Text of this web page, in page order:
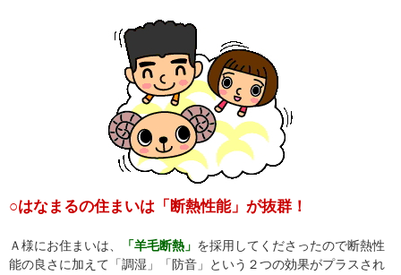
○はなまるの住まいは「断熱性能」が抜群！
Ａ様にお住まいは、 「羊毛断熱」 を採用してくださったので断熱性
能の良さに加えて「調湿」「防音」という２つの効果がプラスされ